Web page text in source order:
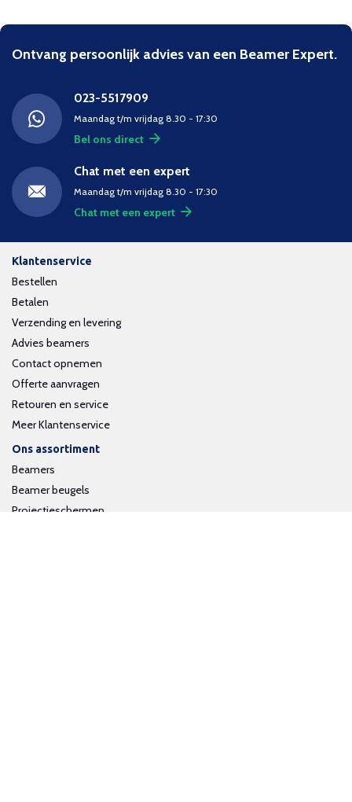
Ontvang persoonlijk advies van een Beamer Expert.
023-5517909
Maandag t/m vrijdag 8.30 - 17:30
Bel ons direct
Chat met een expert
Maandag t/m vrijdag 8.30 - 17:30
Chat met een expert
Klantenservice
Bestellen
Betalen
Verzending en levering
Advies beamers
Contact opnemen
Offerte aanvragen
Retouren en service
Meer Klantenservice
Ons assortiment
Beamers
Beamer beugels
Projectieschermen